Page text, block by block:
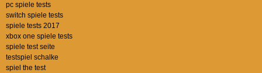
pc spiele tests
switch spiele tests
spiele tests 2017
xbox one spiele tests
spiele test seite
testspiel schalke
spiel the test